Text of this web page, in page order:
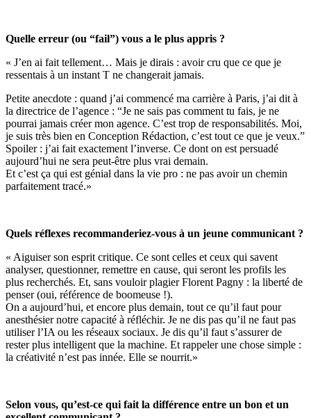
Quelle erreur (ou “fail”) vous a le plus appris ?
« J’en ai fait tellement… Mais je dirais : avoir cru que ce que je
ressentais à un instant T ne changerait jamais.
Petite anecdote : quand j’ai commencé ma carrière à Paris, j’ai dit à
la directrice de l’agence : “Je ne sais pas comment tu fais, je ne
pourrai jamais créer mon agence. C’est trop de responsabilités. Moi,
je suis très bien en Conception Rédaction, c’est tout ce que je veux.”
Spoiler : j’ai fait exactement l’inverse. Ce dont on est persuadé
aujourd’hui ne sera peut-être plus vrai demain.
Et c’est ça qui est génial dans la vie pro : ne pas avoir un chemin
parfaitement tracé.»
Quels réflexes recommanderiez-vous à un jeune communicant ?
« Aiguiser son esprit critique. Ce sont celles et ceux qui savent
analyser, questionner, remettre en cause, qui seront les profils les
plus recherchés. Et, sans vouloir plagier Florent Pagny : la liberté de
penser (oui, référence de boomeuse !).
On a aujourd’hui, et encore plus demain, tout ce qu’il faut pour
anesthésier notre capacité à réfléchir. Je ne dis pas qu’il ne faut pas
utiliser l’IA ou les réseaux sociaux. Je dis qu’il faut s’assurer de
rester plus intelligent que la machine. Et rappeler une chose simple :
la créativité n’est pas innée. Elle se nourrit.»
Selon vous, qu’est-ce qui fait la différence entre un bon et un